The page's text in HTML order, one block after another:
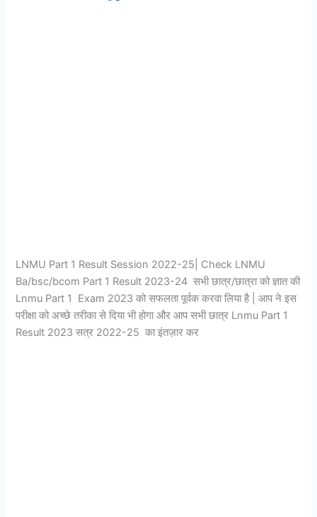
LNMU Part 1 Result Session 2022-25| Check LNMU
Ba/bsc/bcom Part 1 Result 2023-24 सभी छात्र/छात्रा को ज्ञात की
Lnmu Part 1 Exam 2023 को सफलता पूर्वक करवा लिया है | आप ने इस
परीक्षा को अच्छे तरीका से दिया भी होगा और आप सभी छात्र Lnmu Part 1
Result 2023 सत्र 2022-25 का इंतज़ार कर